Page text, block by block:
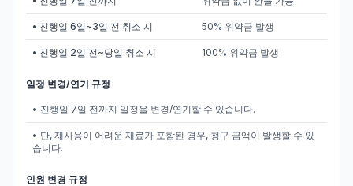
• 진행일 6일~3일 전 취소 시 50% 위약금 발생
• 진행일 2일 전~당일 취소 시 100% 위약금 발생
일정 변경/연기 규정
• 진행일 7일 전까지 일정을 변경/연기할 수 있습니다.
• 단, 재사용이 어려운 재료가 포함된 경우, 청구 금액이 발생할 수 있
습니다.
인원 변경 규정